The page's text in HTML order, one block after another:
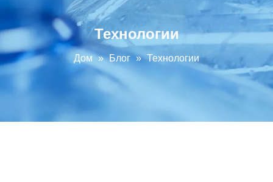
Технологии
Дом » Блог » Технологии